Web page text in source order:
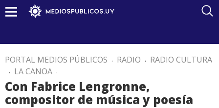
PORTAL MEDIOS PÚBLICOS . RADIO . RADIO CULTURA
. LA CANOA .
Con Fabrice Lengronne,
compositor de música y poesía